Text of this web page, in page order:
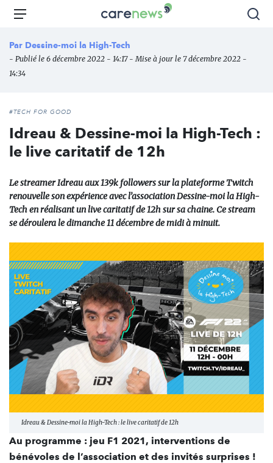
Aller
principal
Carenews,
média
des
Menu
Par Dessine-moi la High-Tech
- Publié le 6 décembre 2022 - 14:17 - Mise à jour le 7 décembre 2022 -
14:34
#TECH FOR GOOD
Idreau & Dessine-moi la High-Tech :
le live caritatif de 12h
Le streamer Idreau aux 139k followers sur la plateforme Twitch
renouvelle son expérience avec l’association Dessine-moi la High-
Tech en réalisant un live caritatif de 12h sur sa chaine. Ce stream
se déroulera le dimanche 11 décembre de midi à minuit.
Idreau & Dessine-moi la High-Tech : le live caritatif de 12h
Au programme : jeu F1 2021, interventions de
bénévoles de l’association et des invités surprises !